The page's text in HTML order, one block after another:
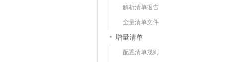
解析清单报告
全量清单文件
增量清单
配置清单规则
覆盖90%+业务场景，专享组合折扣价
精选AI产品，从模型到应用全链提效